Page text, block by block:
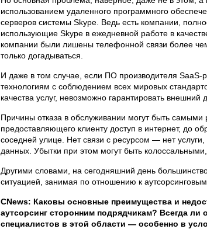
использованием удаленного программного
серверов системы Skype. Ведь есть компании,
использующие Skype в ежедневной работе в
компании были лишены телефонной связи более
только догадываться.
И даже в том случае, если ПО производителя
технологиям с соблюдением всех мировых
качества услуг, невозможно гарантировать
Причины отказа в обслуживании могут быть
предоставляющего клиенту доступ в интернет, до
соседней улице. Нет связи с ресурсом — нет
данных. Убытки при этом могут быть
Другими словами, на сегодняшний день
ситуацией, занимая по отношению к
CNews: Каковы основные преимущества и
аутсорсинг сторонним подрядчикам? Всегда
специалистов в этой области — особенно в